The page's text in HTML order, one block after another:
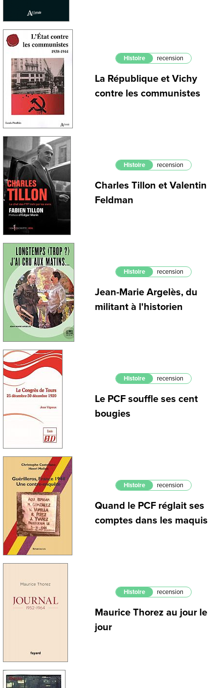
Histoire recension
La République et Vichy
contre les communistes
Histoire recension
Charles Tillon et Valentin
Feldman
Histoire recension
Jean-Marie Argelès, du
militant à l'historien
Histoire recension
Le PCF souffle ses cent
bougies
Histoire recension
Quand le PCF réglait ses
comptes dans les maquis
Histoire recension
Maurice Thorez au jour le
jour